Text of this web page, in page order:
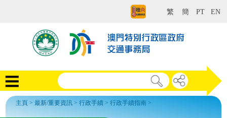
繁 簡 PT EN
主頁 >最新/重要資訊 >行政手續 >行政手續指南 >